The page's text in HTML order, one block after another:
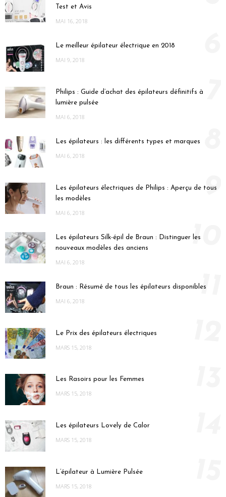
Test et Avis
MAI 16, 2018
Le meilleur épilateur électrique en 2018
MAI 9, 2018
Philips : Guide d’achat des épilateurs définitifs à
lumière pulsée
MAI 6, 2018
Les épilateurs : les différents types et marques
MAI 6, 2018
Les épilateurs électriques de Philips : Aperçu de tous
les modèles
MAI 6, 2018
9
Les épilateurs Silk-épil de Braun : Distinguer les
nouveaux modèles des anciens
MAI 6, 2018
10
Braun : Résumé de tous les épilateurs disponibles
MAI 6, 2018 11
Le Prix des épilateurs électriques
MARS 15, 2018
Les Rasoirs pour les Femmes
MARS 15, 2018
Les épilateurs Lovely de Calor
MARS 15, 2018
L’épilateur à Lumière Pulsée
MARS 15, 2018